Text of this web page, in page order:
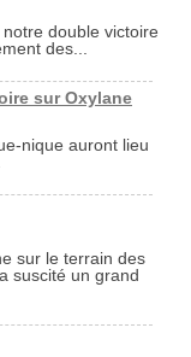
double victoire
des...
sur Oxylane
nique auront lieu
sur le terrain des
suscité un grand